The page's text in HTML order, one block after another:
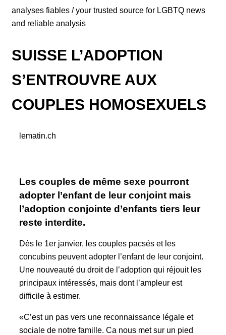
analyses fiables / your trusted source for LGBTQ news
and reliable analysis
SUISSE L’ADOPTION
S’ENTROUVRE AUX
COUPLES HOMOSEXUELS
lematin.ch
Les couples de même sexe pourront
adopter l’enfant de leur conjoint mais
l’adoption conjointe d’enfants tiers leur
reste interdite.
Dès le 1er janvier, les couples pacsés et les
concubins peuvent adopter l’enfant de leur conjoint.
Une nouveauté du droit de l’adoption qui réjouit les
principaux intéressés, mais dont l’ampleur est
difficile à estimer.
«C’est un pas vers une reconnaissance légale et
sociale de notre famille. Ca nous met sur un pied